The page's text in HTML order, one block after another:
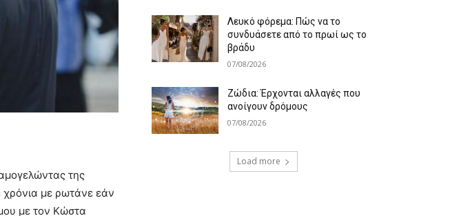
της
χρόνια με ρωτάνε εάν
με τον Κώστα
Λευκό φόρεμα: Πώς να το
συνδυάσετε από το πρωί ως το
βράδυ
07/08/2026
Ζώδια: Έρχονται αλλαγές που
ανοίγουν δρόμους
07/08/2026
Load more